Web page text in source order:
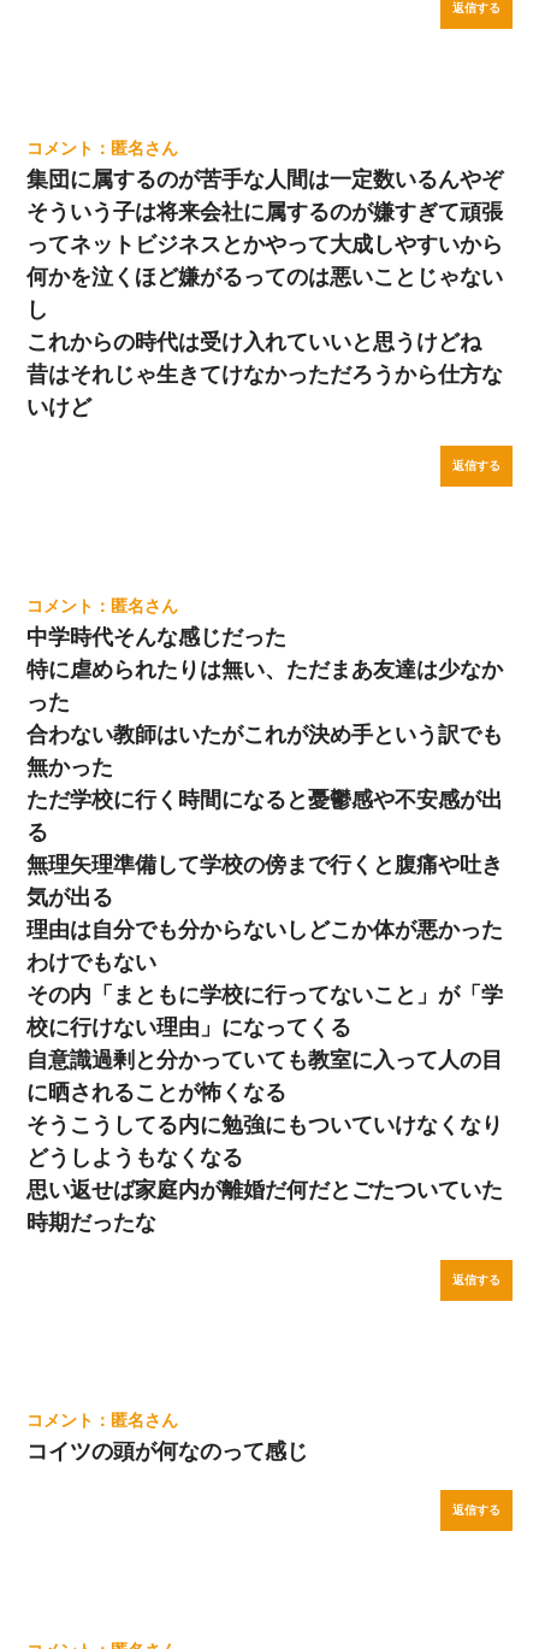
返信する
匿名
集団に属するのが苦手な人間は一定数いるんやぞ
そういう子は将来会社に属するのが嫌すぎて頑張
ってネットビジネスとかやって大成しやすいから
何かを泣くほど嫌がるってのは悪いことじゃない
し
これからの時代は受け入れていいと思うけどね
昔はそれじゃ生きてけなかっただろうから仕方な
いけど
返信する
匿名
中学時代そんな感じだった
特に虐められたりは無い、ただまあ友達は少なか
った
合わない教師はいたがこれが決め手という訳でも
無かった
ただ学校に行く時間になると憂鬱感や不安感が出
る
無理矢理準備して学校の傍まで行くと腹痛や吐き
気が出る
理由は自分でも分からないしどこか体が悪かった
わけでもない
その内「まともに学校に行ってないこと」が「学
校に行けない理由」になってくる
自意識過剰と分かっていても教室に入って人の目
に晒されることが怖くなる
そうこうしてる内に勉強にもついていけなくなり
どうしようもなくなる
思い返せば家庭内が離婚だ何だとごたついていた
時期だったな
返信する
匿名
コイツの頭が何なのって感じ
返信する